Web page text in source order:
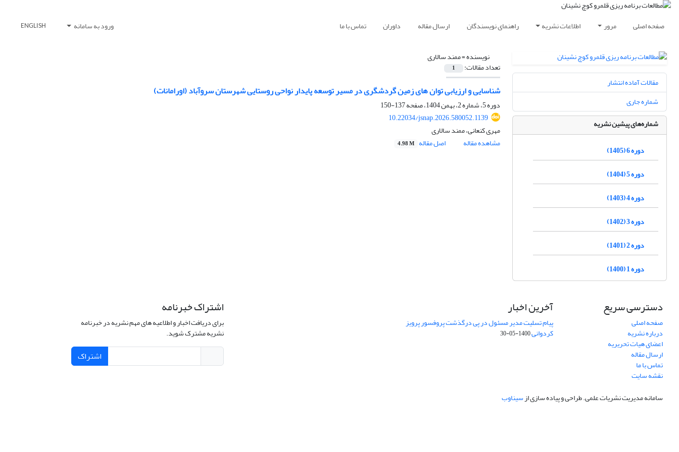
صفحه اصلی مرور اطلاعات نشریه راهنمای نویسندگان ارسال مقاله داوران تماس با ما ورود به سامانه ENGLISH
نویسنده =ممند سالاری
تعداد مقالات: 1
شناسایی و ارزیابی توان ­های زمین گردشگری در مسیر توسعه پایدار نواحی روستایی شهرستان سروآباد(اورامانات)
دوره 5، شماره 2، بهمن 1404، صفحه
137-150
10.22034/jsnap.2026.580052.1139
مهری کنعانی، ممند سالاری
مشاهده مقاله
اصل مقاله 4.98 M
مقالات آماده انتشار
شماره جاری
شماره‌های پیشین نشریه
دوره 6 (1405)
دوره 5 (1404)
دوره 4 (1403)
دوره 3 (1402)
دوره 2 (1401)
دوره 1 (1400)
دسترسی سریع
صفحه اصلی
درباره نشریه
اعضای هیات تحریریه
ارسال مقاله
تماس با ما
نقشه سایت
آخرین اخبار
پیام تسلیت مدیر مسئول در پی درگذشت پروفسور پرویز
کردوانی1400-05-30
اشتراک خبرنامه
برای دریافت اخبار و اطلاعیه های مهم نشریه در خبرنامه
نشریه مشترک شوید.
اشتراک
سامانه مدیریت نشریات علمی.طراحی و پیاده سازی ازسیناوب